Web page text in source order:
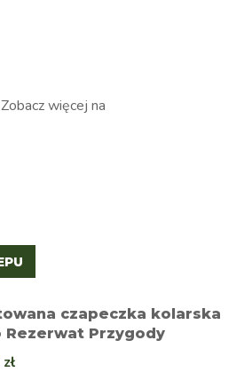
Zobacz więcej na
czapeczka kolarska
Rezerwat Przygody
zł